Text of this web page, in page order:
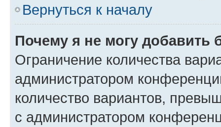
Вернуться к началу
Почему я не могу добавить
Ограничение количества
администратором
количество вариантов,
с администратором